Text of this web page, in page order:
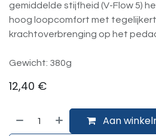
gemiddelde stijfheid (V-Flow 5)
hoog loopcomfort met
krachtoverbrenging op het
Gewicht: 380g
12,40 €
Aan